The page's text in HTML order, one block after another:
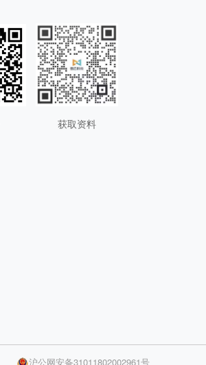
获取资料
沪公网安备31011802002961号